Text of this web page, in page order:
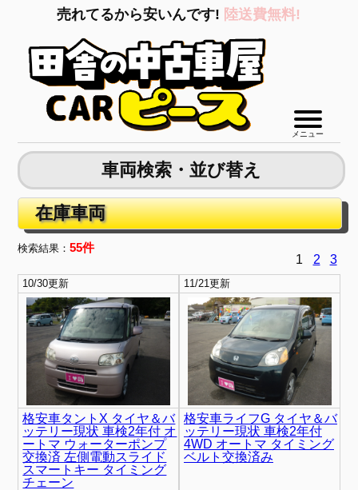
売れてるから安いんです! 陸送費無料!
メニュー
車両検索・並び替え
在庫車両
検索結果：55件
1
2 3
10/30更新
格安車タントX タイヤ＆バ
ッテリー現状 車検2年付 オ
ートマ ウォーターポンプ
交換済 左側電動スライド
スマートキー タイミング
チェーン
11/21更新
格安車ライフG タイヤ＆バ
ッテリー現状 車検2年付
4WD オートマ タイミング
ベルト交換済み